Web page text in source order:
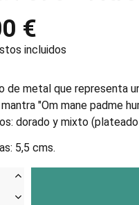
€
incluidos
de metal que representa
"Om mane padme
dorado y mixto
5,5 cms.